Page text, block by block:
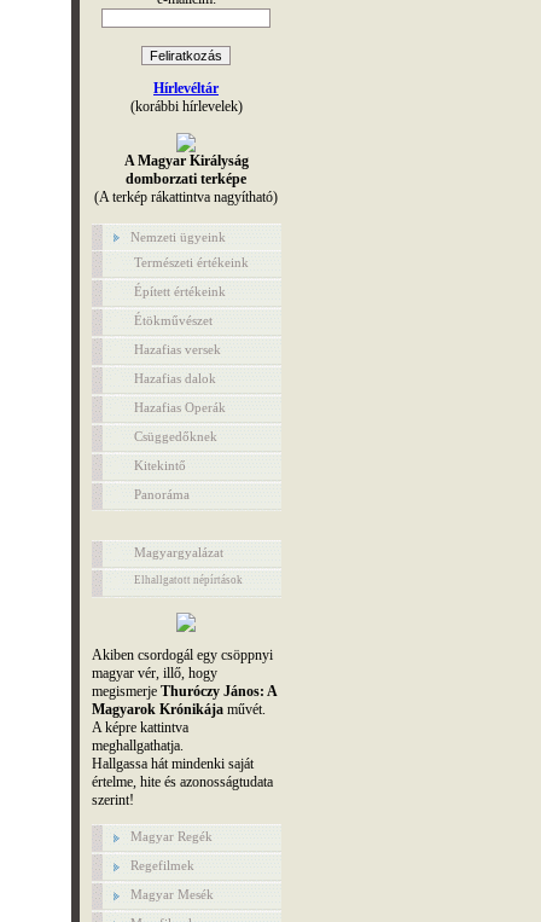
Hírlevéltár
(korábbi hírlevelek)
A Magyar Királyság
domborzati terképe
(A terkép rákattintva nagyítható)
Nemzeti ügyeink
Természeti értékeink
Épített értékeink
Étökművészet
Hazafias versek
Hazafias dalok
Hazafias Operák
Csüggedőknek
Kitekintő
Panoráma
Magyargyalázat
Elhallgatott népírtások
Akiben csordogál egy csöppnyi
magyar vér, illő, hogy
megismerje Thuróczy János: A
Magyarok Krónikájaművét.
A képre kattintva
meghallgathatja.
Hallgassa hát mindenki saját
értelme, hite és azonosságtudata
szerint!
Magyar Regék
Regefilmek
Magyar Mesék